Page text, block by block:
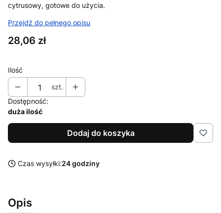
cytrusowy, gotowe do użycia.
Przejdź do pełnego opisu
Cena
28,06 zł
Ilość
szt.
Dostępność:
duża ilość
Dodaj do koszyka
Czas wysyłki:24 godziny
Opis